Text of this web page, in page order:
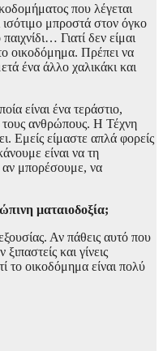
που λέγεται
μπροστά στον όγκο
Γιατί δεν είμαι
οικοδόμημα. Πρέπει να
ένα άλλο χαλικάκι και
είναι ένα τεράστιο,
ανθρώπους. Η Τέχνη
Εμείς είμαστε απλά φορείς
είναι να τη
αν μπορέσουμε, να
ματαιοδοξία;
Αν πάθεις αυτό που
και γίνεις
το οικοδόμημα είναι πολύ